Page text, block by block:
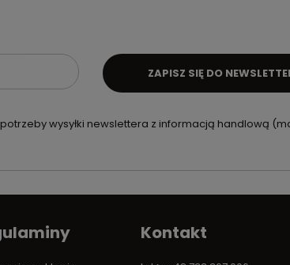
wysyłki newslettera z informacją handlową
ZAPISZ SIĘ DO
Kontakt